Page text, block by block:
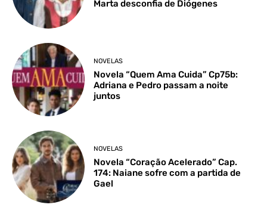
Marta desconfia de Diógenes
NOVELAS
Novela “Quem Ama Cuida” Cp75b:
Adriana e Pedro passam a noite
juntos
NOVELAS
Novela “Coração Acelerado” Cap.
174: Naiane sofre com a partida de
Gael